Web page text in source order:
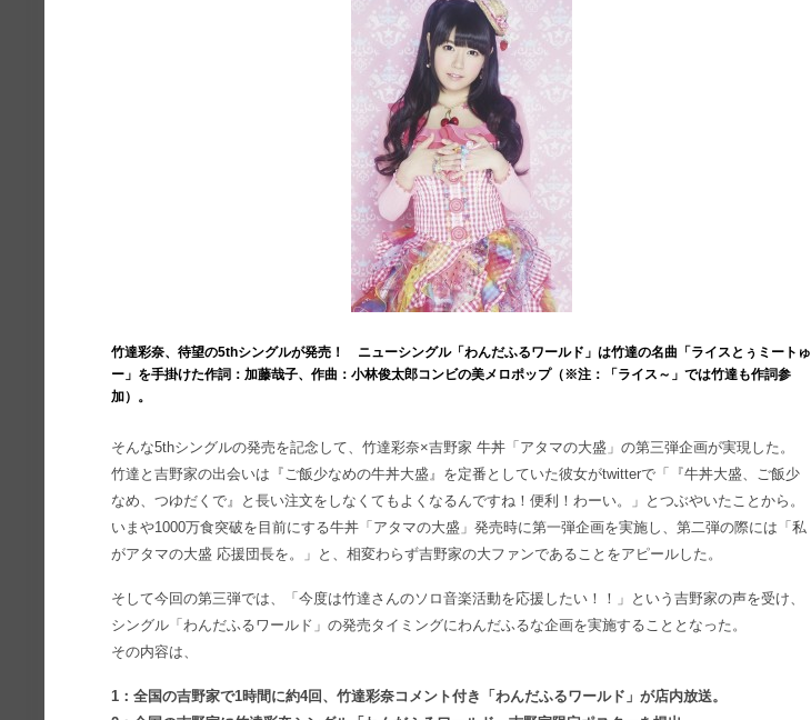
竹達彩奈、待望の5thシングルが発売！ ニューシングル「わんだふるワールド」は竹達の名曲「ライスとぅミートゅ
ー」を手掛けた作詞：加藤哉子、作曲：小林俊太郎コンビの美メロポップ（※注：「ライス～」では竹達も作詞参
加）。
そんな5thシングルの発売を記念して、竹達彩奈×吉野家 牛丼「アタマの大盛」の第三弾企画が実現した。
竹達と吉野家の出会いは『ご飯少なめの牛丼大盛』を定番としていた彼女がtwitterで「『牛丼大盛、ご飯少
なめ、つゆだくで』と長い注文をしなくてもよくなるんですね！便利！わーい。」とつぶやいたことから。
いまや1000万食突破を目前にする牛丼「アタマの大盛」発売時に第一弾企画を実施し、第二弾の際には「私
がアタマの大盛 応援団長を。」と、相変わらず吉野家の大ファンであることをアピールした。
そして今回の第三弾では、「今度は竹達さんのソロ音楽活動を応援したい！！」という吉野家の声を受け、
シングル「わんだふるワールド」の発売タイミングにわんだふるな企画を実施することとなった。
その内容は、
1：全国の吉野家で1時間に約4回、竹達彩奈コメント付き「わんだふるワールド」が店内放送。